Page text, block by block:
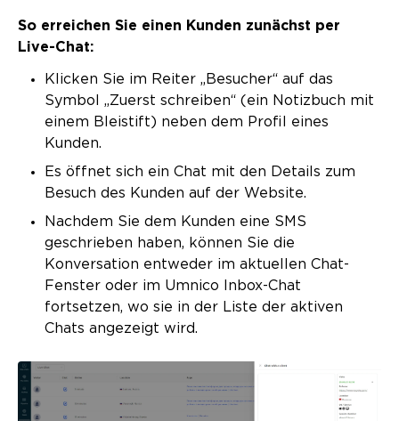
So erreichen Sie einen Kunden zunächst per
Live-Chat:
Klicken Sie im Reiter „Besucher“ auf das
Symbol „Zuerst schreiben“ (ein Notizbuch mit
einem Bleistift) neben dem Profil eines
Kunden.
Es öffnet sich ein Chat mit den Details zum
Besuch des Kunden auf der Website.
Nachdem Sie dem Kunden eine SMS
geschrieben haben, können Sie die
Konversation entweder im aktuellen Chat-
Fenster oder im Umnico Inbox-Chat
fortsetzen, wo sie in der Liste der aktiven
Chats angezeigt wird.